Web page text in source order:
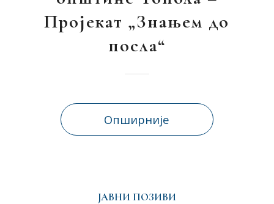
Пројекат „Знањем до
посла“
Опширније
ЈАВНИ ПОЗИВИ